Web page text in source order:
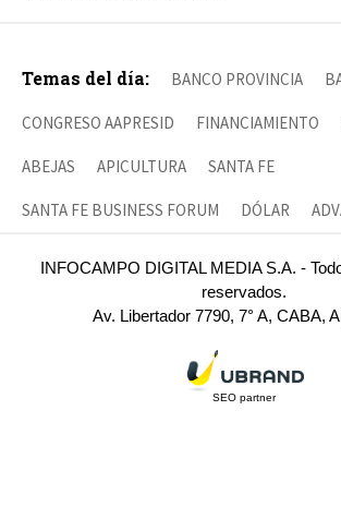
Temas del día: BANCO PROVINCIA
CONGRESO AAPRESID FINANCIAMIENTO
ABEJAS APICULTURA SANTA FE
SANTA FE BUSINESS FORUM DÓLAR
INFOCAMPO DIGITAL MEDIA S.A. -
reservados.
Av. Libertador 7790, 7° A, CABA,
SEO partner